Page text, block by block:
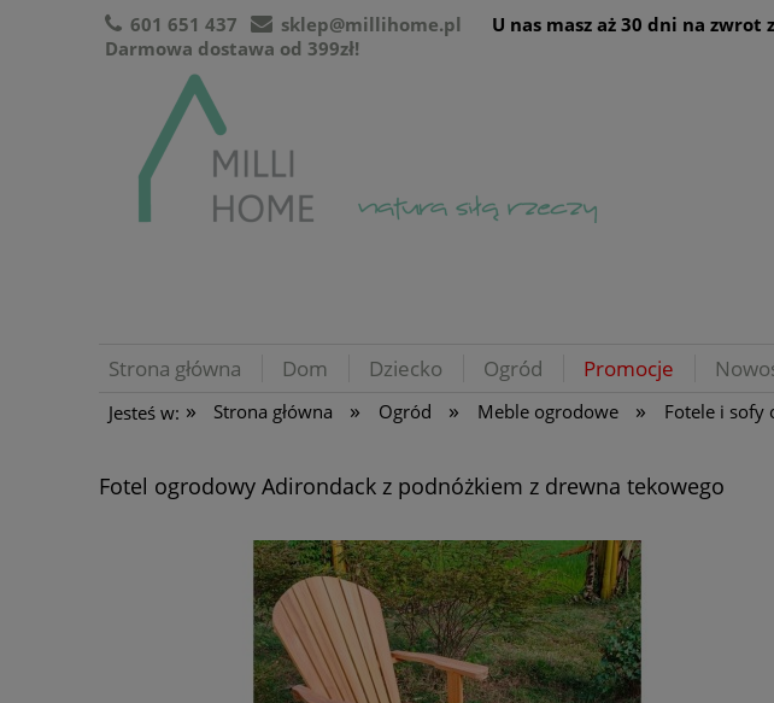
601 651 437
sklep@millihome.pl
Darmowa dostawa od 399zł!
U nas masz aż 30 dni na
Strona główna Dom Dziecko Ogród Promocje
Jesteś w: » Strona główna » Ogród » Meble ogrodowe » Fotele i sofy
Fotel ogrodowy Adirondack z podnóżkiem z drewna tekowego